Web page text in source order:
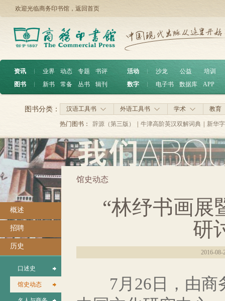
欢迎光临商务印书馆， 返回首页
资讯 ︱ 业界 动态 专题
书评
图书
︱ 新书 常备 丛书 辑刊
活动 沙龙 公益
培训
数字
电子书 数据库 APP
汉语工具书 外语工具书 学术 教育
图书分类：
热门图书： 辞源（第三版） 牛津高阶英汉双解词典 新华
概述
招聘
历史
口述史
馆史动态
馆史动态
“林纾书画展
研
2016-08-
7月26日，由商